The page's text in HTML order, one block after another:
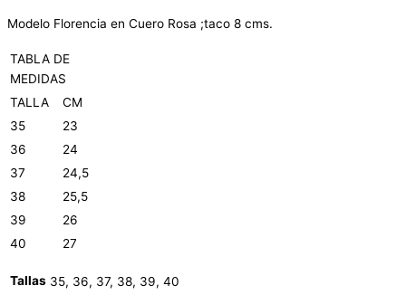
Modelo Florencia en Cuero Rosa ;taco 8 cms.
TABLA DE
MEDIDAS
TALLA
CM
35
23
36
24
37
24,5
38
25,5
39
26
40
27
Tallas 35, 36, 37, 38, 39, 40